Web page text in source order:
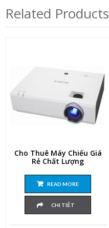
Related Products
Cho Thuê Máy Chiếu Giá
Rẻ Chất Lượng
READ MORE
CHI TIẾT